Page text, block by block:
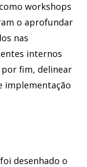
workshops
o aprofundar
nas
internos
fim, delinear
implementação
desenhado o